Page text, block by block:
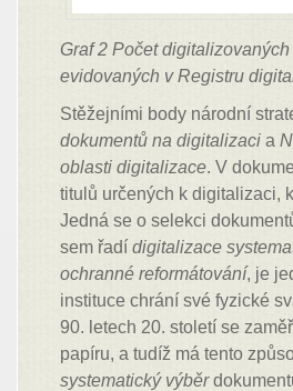
Graf 2 Počet
evidovaných v Registru
Stěžejními body národní
dokumentů na digitalizaci a
oblasti digitalizace. V
titulů určených k digitalizaci,
Jedná se o selekci
sem řadídigitalizace
ochranné reformátování, je
instituce chrání své fyzické
90. letech 20. století se
papíru, a tudíž má tento
systematický výběr